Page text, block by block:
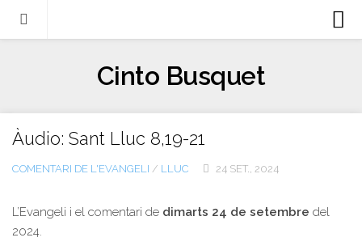
Llibres
Escrits-articles
Notícies
Italiano
Cinto Busquet
Àudio: Sant Lluc 8,19-21
COMENTARI DE L'EVANGELI / LLUC 24 SET., 2024
L’Evangeli i el comentari de dimarts 24 de setembre del
2024.